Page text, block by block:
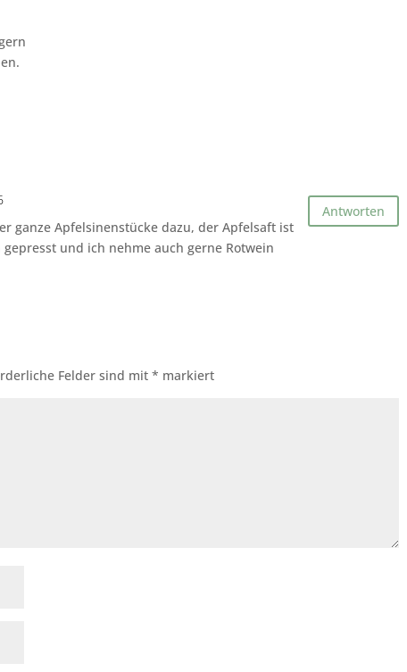
ganze Apfelsinenstücke dazu, der Apfelsaft ist
und ich nehme auch gerne Rotwein
Antworten
Felder sind mit* markiert